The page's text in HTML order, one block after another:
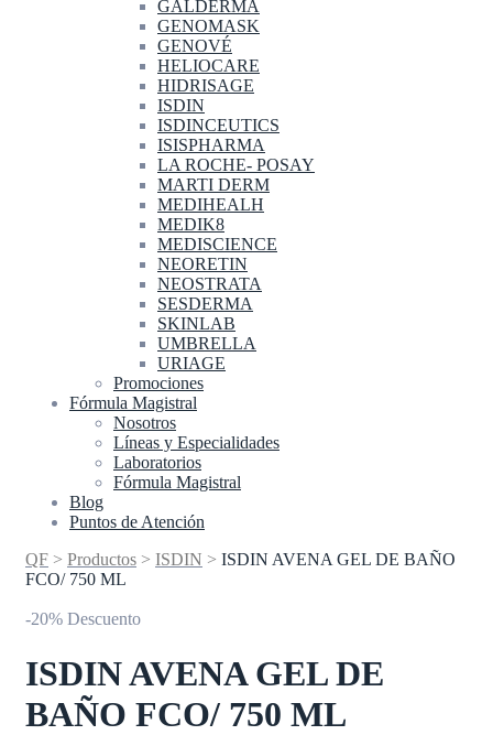
GALDERMA
GENOMASK
GENOVÉ
HELIOCARE
HIDRISAGE
ISDIN
ISDINCEUTICS
ISISPHARMA
LA ROCHE- POSAY
MARTI DERM
MEDIHEALH
MEDIK8
MEDISCIENCE
NEORETIN
NEOSTRATA
SESDERMA
SKINLAB
UMBRELLA
URIAGE
Promociones
Fórmula Magistral
Nosotros
Líneas y Especialidades
Laboratorios
Fórmula Magistral
Blog
Puntos de Atención
QF > Productos > ISDIN > ISDIN AVENA GEL DE BAÑO
FCO/ 750 ML
-20% Descuento
ISDIN AVENA GEL DE
BAÑO FCO/ 750 ML